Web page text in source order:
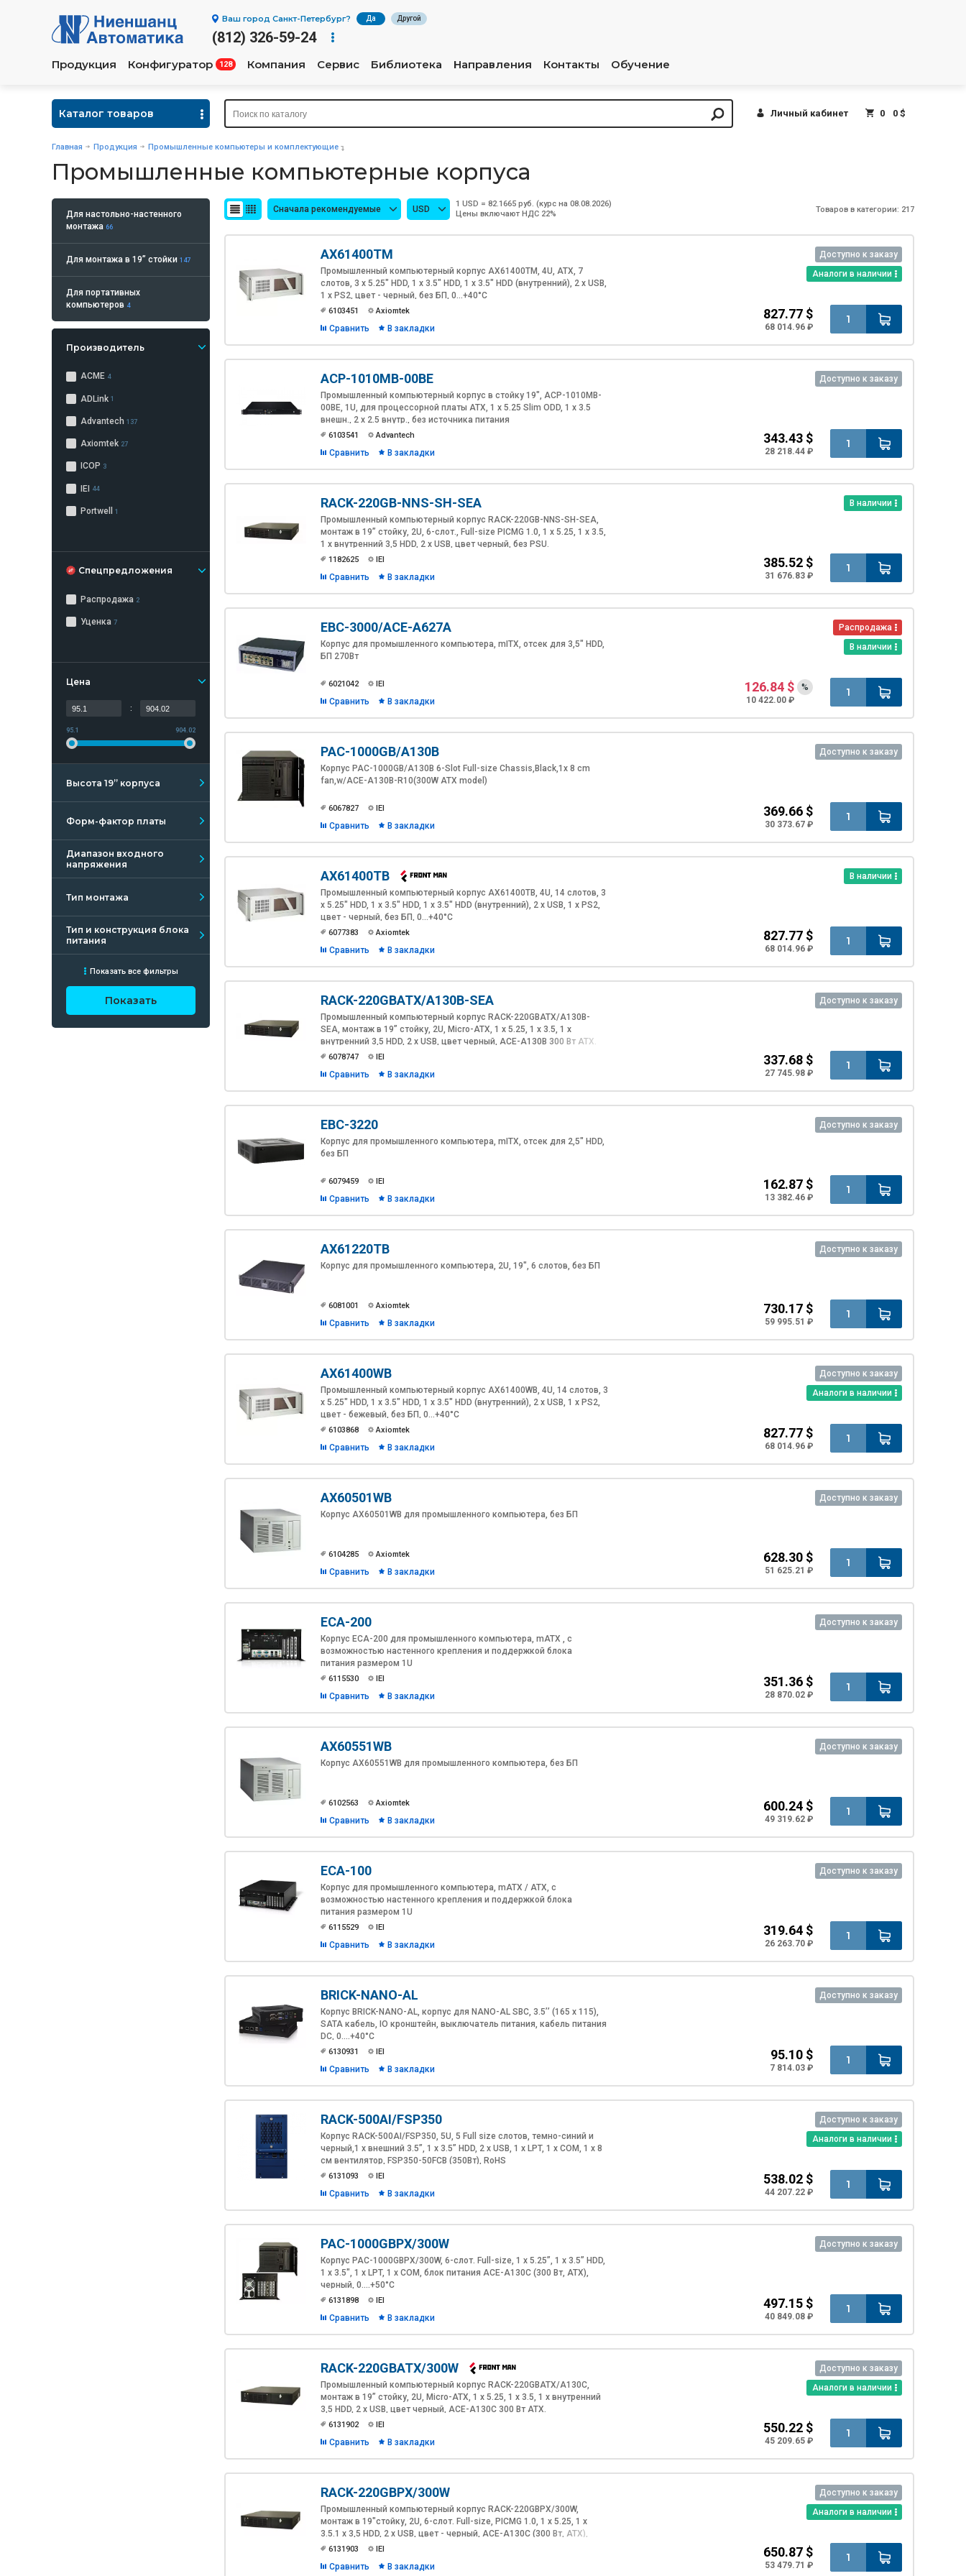
Ваш город Санкт-Петербург? Да Другой
(812) 326-59-24
Продукция Конфигуратор 128 Компания Сервис Библиотека Направления Контакты Обучение
Каталог товаров Личный кабинет 0 0 $
Главная Продукция Промышленные компьютеры и комплектующие
Промышленные компьютерные корпуса
Для настольно-настенного
монтажа 66
Для монтажа в 19” стойки 147
Для портативных
компьютеров 4
Производитель
ACME 4
ADLink 1
Advantech 137
Axiomtek 27
ICOP 3
IEI 44
Portwell 1
Спецпредложения
Распродажа 2
Уценка 7
Цена
:
95.1 904.02
Высота 19” корпуса
Форм-фактор платы
Диапазон входного
напряжения
Тип монтажа
Тип и конструкция блока
питания
Показать все фильтры
Показать
Сначала рекомендуемые USD
1 USD = 82.1665 руб. (курс на 08.08.2026)
Цены включают НДС 22%
Товаров в категории: 217
Доступно к заказу
Аналоги в наличии
AX61400TM
Промышленный компьютерный корпус AX61400TM, 4U, ATX, 7
слотов, 3 x 5.25" HDD, 1 x 3.5" HDD, 1 x 3.5" HDD (внутренний), 2 x USB,
1 x PS2, цвет - черный, без БП, 0...+40°C
6103451 Axiomtek
Сравнить В закладки
827.77 $
68 014.96 ₽
Доступно к заказу
ACP-1010MB-00BE
Промышленный компьютерный корпус в стойку 19", ACP-1010MB-
00BE, 1U, для процессорной платы ATX, 1 x 5.25 Slim ODD, 1 x 3.5
внешн., 2 x 2.5 внутр., без источника питания
6103541 Advantech
Сравнить В закладки
343.43 $
28 218.44 ₽
В наличии
RACK-220GB-NNS-SH-SEA
Промышленный компьютерный корпус RACK-220GB-NNS-SH-SEA,
монтаж в 19” стойку, 2U, 6-слот., Full-size PICMG 1.0, 1 x 5.25, 1 х 3.5,
1 х внутренний 3,5 HDD, 2 x USB, цвет черный, без PSU.
1182625 IEI
Сравнить В закладки
385.52 $
31 676.83 ₽
Распродажа
В наличии
EBC-3000/ACE-A627A
Корпус для промышленного компьютера, mITX, отсек для 3,5" HDD,
БП 270Вт
6021042 IEI
Сравнить В закладки
126.84 $
10 422.00 ₽
%
Доступно к заказу
PAC-1000GB/A130B
Корпус PAC-1000GB/A130B 6-Slot Full-size Chassis,Black,1x 8 cm
fan,w/ACE-A130B-R10(300W ATX model)
6067827 IEI
Сравнить В закладки
369.66 $
30 373.67 ₽
В наличии
AX61400TB
Промышленный компьютерный корпус AX61400TB, 4U, 14 слотов, 3
x 5.25" HDD, 1 x 3.5" HDD, 1 x 3.5" HDD (внутренний), 2 x USB, 1 x PS2,
цвет - черный, без БП, 0...+40°C
6077383 Axiomtek
Сравнить В закладки
827.77 $
68 014.96 ₽
Доступно к заказу
RACK-220GBATX/A130B-SEA
Промышленный компьютерный корпус RACK-220GBATX/A130B-
SEA, монтаж в 19” стойку, 2U, Micro-ATX, 1 x 5.25, 1 х 3.5, 1 х
внутренний 3,5 HDD, 2 x USB, цвет черный, ACE-A130B 300 Вт АТХ.
6078747 IEI
Сравнить В закладки
337.68 $
27 745.98 ₽
Доступно к заказу
EBC-3220
Корпус для промышленного компьютера, mITX, отсек для 2,5" HDD,
без БП
6079459 IEI
Сравнить В закладки
162.87 $
13 382.46 ₽
Доступно к заказу
AX61220TB
Корпус для промышленного компьютера, 2U, 19", 6 слотов, без БП
6081001 Axiomtek
Сравнить В закладки
730.17 $
59 995.51 ₽
Доступно к заказу
Аналоги в наличии
AX61400WB
Промышленный компьютерный корпус AX61400WB, 4U, 14 слотов, 3
x 5.25" HDD, 1 x 3.5" HDD, 1 x 3.5" HDD (внутренний), 2 x USB, 1 x PS2,
цвет - бежевый, без БП, 0...+40°C
6103868 Axiomtek
Сравнить В закладки
827.77 $
68 014.96 ₽
Доступно к заказу
AX60501WB
Корпус AX60501WB для промышленного компьютера, без БП
6104285 Axiomtek
Сравнить В закладки
628.30 $
51 625.21 ₽
Доступно к заказу
ECA-200
Корпус ECA-200 для промышленного компьютера, mATX , с
возможностью настенного крепления и поддержкой блока
питания размером 1U
6115530 IEI
Сравнить В закладки
351.36 $
28 870.02 ₽
Доступно к заказу
AX60551WB
Корпус AX60551WB для промышленного компьютера, без БП
6102563 Axiomtek
Сравнить В закладки
600.24 $
49 319.62 ₽
Доступно к заказу
ECA-100
Корпус для промышленного компьютера, mATX / ATX, с
возможностью настенного крепления и поддержкой блока
питания размером 1U
6115529 IEI
Сравнить В закладки
319.64 $
26 263.70 ₽
Доступно к заказу
BRICK-NANO-AL
Корпус BRICK-NANO-AL, корпус для NANO-AL SBC, 3.5’’ (165 x 115),
SATA кабель, IO кронштейн, выключатель питания, кабель питания
DC, 0....+40°C
6130931 IEI
Сравнить В закладки
95.10 $
7 814.03 ₽
Доступно к заказу
Аналоги в наличии
RACK-500AI/FSP350
Корпус RACK-500AI/FSP350, 5U, 5 Full size слотов, темно-синий и
черный,1 х внешний 3.5”, 1 x 3.5” HDD, 2 x USB, 1 x LPT, 1 x COM, 1 х 8
см вентилятор, FSP350-50FCB (350Вт), RoHS
6131093 IEI
Сравнить В закладки
538.02 $
44 207.22 ₽
Доступно к заказу
PAC-1000GBPX/300W
Корпус PAC-1000GBPX/300W, 6-слот. Full-size, 1 x 5.25”, 1 x 3.5” HDD,
1 x 3.5", 1 x LPT, 1 x COM, блок питания ACE-A130С (300 Вт, ATX),
черный, 0....+50°C
6131898 IEI
Сравнить В закладки
497.15 $
40 849.08 ₽
Доступно к заказу
Аналоги в наличии
RACK-220GBATX/300W
Промышленный компьютерный корпус RACK-220GBATX/A130С,
монтаж в 19” стойку, 2U, Micro-ATX, 1 x 5.25, 1 х 3.5, 1 х внутренний
3,5 HDD, 2 x USB, цвет черный, ACE-A130С 300 Вт АТХ.
6131902 IEI
Сравнить В закладки
550.22 $
45 209.65 ₽
Доступно к заказу
Аналоги в наличии
RACK-220GBPX/300W
Промышленный компьютерный корпус RACK-220GBPX/300W,
монтаж в 19"стойку, 2U, 6-слот. Full-size, PICMG 1.0, 1 x 5.25, 1 х
3.5.1 х 3,5 HDD, 2 x USB, цвет - черный, ACE-A130С (300 Вт, АТХ),
6131903 IEI
Сравнить В закладки
650.87 $
53 479.71 ₽